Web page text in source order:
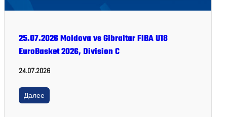
25.07.2026 Moldova vs Gibraltar FIBA U18
EuroBasket 2026, Division C
24.07.2026
Далее